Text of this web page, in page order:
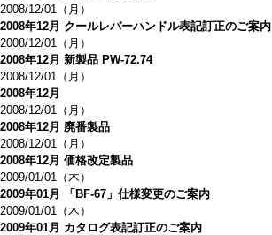
2008/12/01（月）
2008年12月 クールレバーハンドル表記訂正のご案内
2008/12/01（月）
2008年12月 新製品 PW-72.74
2008/12/01（月）
2008年12月
2008/12/01（月）
2008年12月 廃番製品
2008/12/01（月）
2008年12月 価格改定製品
2009/01/01（木）
2009年01月 「BF-67」仕様変更のご案内
2009/01/01（木）
2009年01月 カタログ表記訂正のご案内